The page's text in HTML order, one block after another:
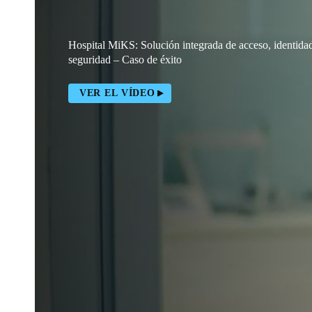
Hospital MiKS: Solución integrada de acceso,
seguridad – Caso de éxito
VER EL VÍDEO